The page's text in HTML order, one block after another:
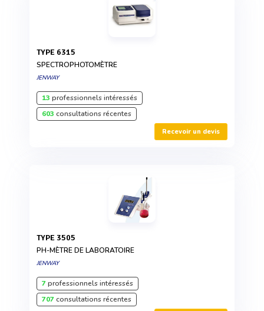
TYPE 6315
SPECTROPHOTOMÈTRE
JENWAY
13 professionnels intéressés
603 consultations récentes
Recevoir un devis
TYPE 3505
PH-MÈTRE DE LABORATOIRE
JENWAY
7professionnels intéressés
707consultations récentes